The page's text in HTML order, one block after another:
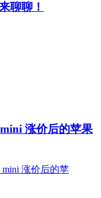
聊聊！
涨价后的苹果